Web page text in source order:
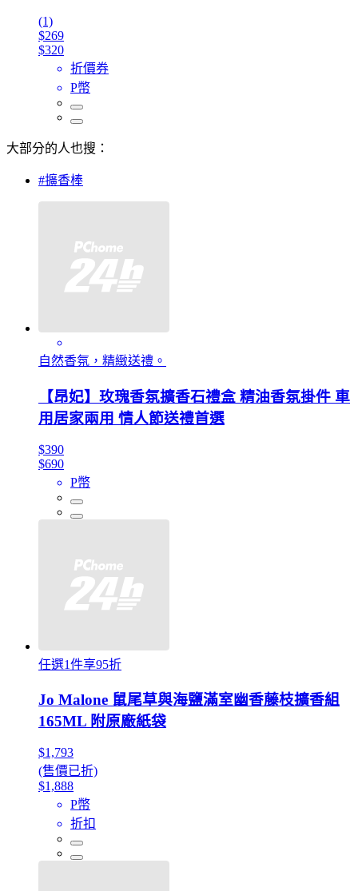
(1)
$269
$320
折價券
P幣
大部分的人也搜：
#擴香棒
自然香氛，精緻送禮。
【昂妃】玫瑰香氛擴香石禮盒 精油香氛掛件 車
用居家兩用 情人節送禮首選
$390
$690
P幣
任選1件享95折
Jo Malone 鼠尾草與海鹽滿室幽香藤枝擴香組
165ML 附原廠紙袋
$1,793
(售價已折)
$1,888
P幣
折扣